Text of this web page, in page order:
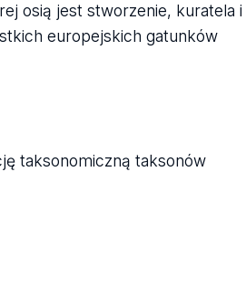
osią jest stworzenie, kuratela i
europejskich gatunków
taksonomiczną taksonów